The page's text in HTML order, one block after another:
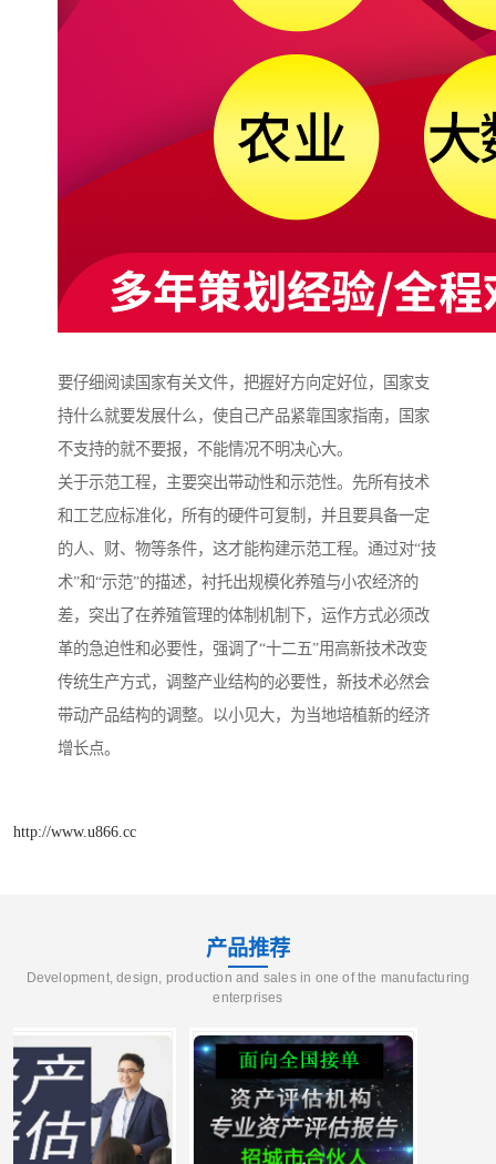
要仔细阅读国家有关文件，把握好方向定好位，国家支
持什么就要发展什么，使自己产品紧靠国家指南，国家
不支持的就不要报，不能情况不明决心大。
关于示范工程，主要突出带动性和示范性。先所有技术
和工艺应标准化，所有的硬件可复制，并且要具备一定
的人、财、物等条件，这才能构建示范工程。通过对“技
术”和“示范”的描述，衬托出规模化养殖与小农经济的
差，突出了在养殖管理的体制机制下，运作方式必须改
革的急迫性和必要性，强调了“十二五”用高新技术改变
传统生产方式，调整产业结构的必要性，新技术必然会
带动产品结构的调整。以小见大，为当地培植新的经济
增长点。
http://www.u866.cc
产品推荐
Development, design, production and sales in one of the manufacturing
enterprises